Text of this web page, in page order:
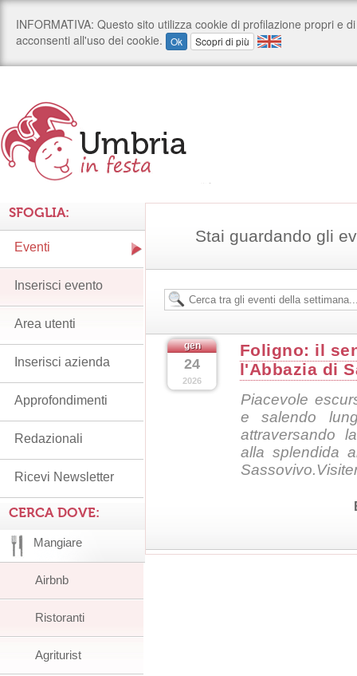
Stai guardando gli
gen
24
2026
Foligno: il
l'Abbazia di
Piacevole
e salendo
attraversando
alla splendida
SFOGLIA:
Eventi
Inserisci evento
Area utenti
Inserisci azienda
Approfondimenti
Redazionali
Ricevi Newsletter
CERCA DOVE:
Mangiare
Airbnb
Ristoranti
Agriturist